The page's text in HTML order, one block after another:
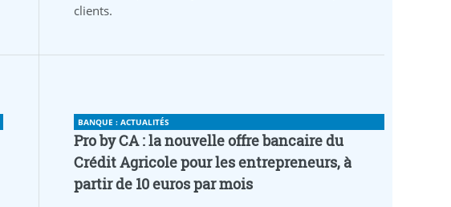
clients.
BANQUE : ACTUALITÉS
Pro by CA : la nouvelle offre bancaire du
Crédit Agricole pour les entrepreneurs, à
partir de 10 euros par mois